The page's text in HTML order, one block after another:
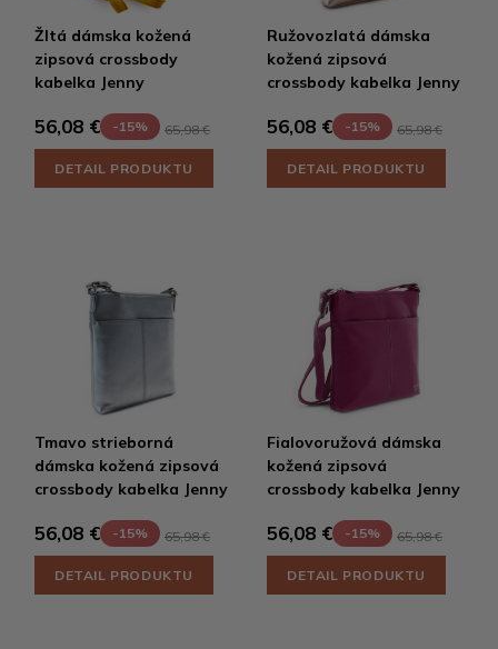
Žltá dámska kožená
zipsová crossbody
kabelka Jenny
56,08 € -15% 65,98 €
DETAIL PRODUKTU
Ružovozlatá dámska
kožená zipsová
crossbody kabelka Jenny
56,08 € -15% 65,98 €
DETAIL PRODUKTU
Tmavo strieborná
dámska kožená zipsová
crossbody kabelka Jenny
56,08 € -15% 65,98 €
DETAIL PRODUKTU
Fialovoružová dámska
kožená zipsová
crossbody kabelka Jenny
56,08 € -15% 65,98 €
DETAIL PRODUKTU